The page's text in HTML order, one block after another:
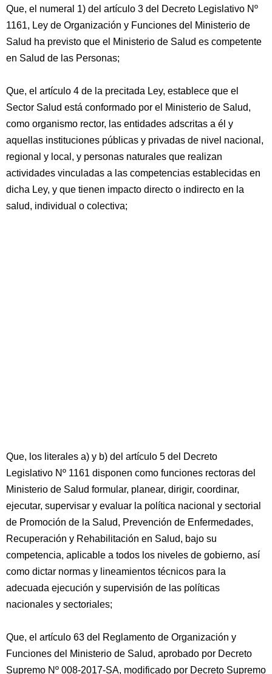
Que, el numeral 1) del artículo 3 del Decreto Legislativo Nº
1161, Ley de Organización y Funciones del Ministerio de
Salud ha previsto que el Ministerio de Salud es competente
en Salud de las Personas;
Que, el artículo 4 de la precitada Ley, establece que el
Sector Salud está conformado por el Ministerio de Salud,
como organismo rector, las entidades adscritas a él y
aquellas instituciones públicas y privadas de nivel nacional,
regional y local, y personas naturales que realizan
actividades vinculadas a las competencias establecidas en
dicha Ley, y que tienen impacto directo o indirecto en la
salud, individual o colectiva;
Que, los literales a) y b) del artículo 5 del Decreto
Legislativo Nº 1161 disponen como funciones rectoras del
Ministerio de Salud formular, planear, dirigir, coordinar,
ejecutar, supervisar y evaluar la política nacional y sectorial
de Promoción de la Salud, Prevención de Enfermedades,
Recuperación y Rehabilitación en Salud, bajo su
competencia, aplicable a todos los niveles de gobierno, así
como dictar normas y lineamientos técnicos para la
adecuada ejecución y supervisión de las políticas
nacionales y sectoriales;
Que, el artículo 63 del Reglamento de Organización y
Funciones del Ministerio de Salud, aprobado por Decreto
Supremo Nº 008-2017-SA, modificado por Decreto Supremo